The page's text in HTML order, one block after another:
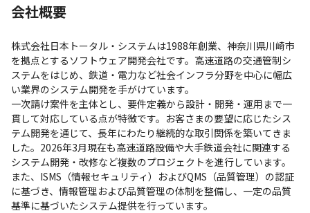
会社概要
株式会社日本トータル・システムは1988年創業、神奈川県川崎市
を拠点とするソフトウェア開発会社です。高速道路の交通管制シ
ステムをはじめ、鉄道・電力など社会インフラ分野を中心に幅広
い業界のシステム開発を手がけています。
一次請け案件を主体とし、要件定義から設計・開発・運用まで一
貫して対応している点が特徴です。お客さまの要望に応じたシス
テム開発を通じて、長年にわたり継続的な取引関係を築いてきま
した。2026年3月現在も高速道路設備や大手鉄道会社に関連する
システム開発・改修など複数のプロジェクトを進行しています。
また、ISMS（情報セキュリティ）およびQMS（品質管理）の認証
に基づき、情報管理および品質管理の体制を整備し、一定の品質
基準に基づいたシステム提供を行っています。